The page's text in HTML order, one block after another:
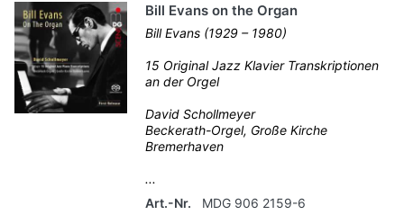
Bill Evans on the Organ
Bill Evans (1929 – 1980)
15 Original Jazz Klavier Transkriptionen
an der Orgel
David Schollmeyer
Beckerath-Orgel, Große Kirche
Bremerhaven
...
Art.-Nr.
MDG 906 2159-6